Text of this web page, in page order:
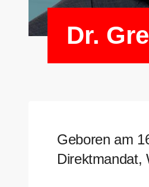
Dr.
Geboren am
Direktmandat,